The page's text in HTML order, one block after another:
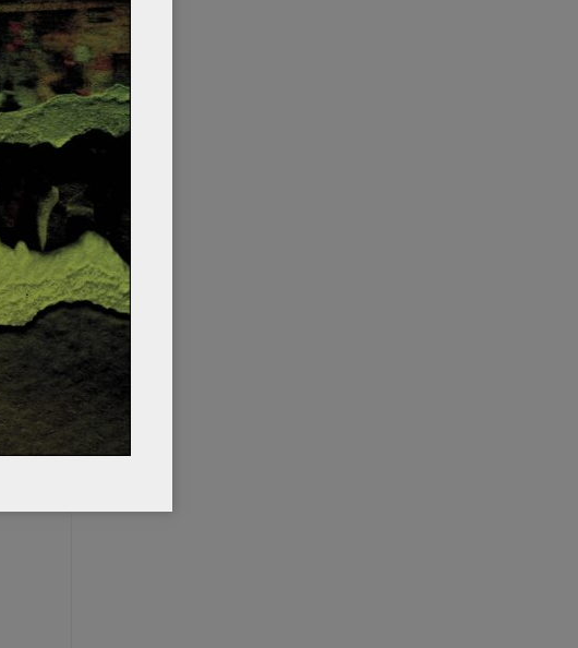
1962.
demi-
?